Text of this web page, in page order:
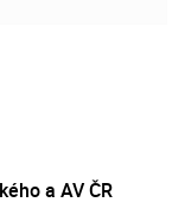
a AV ČR